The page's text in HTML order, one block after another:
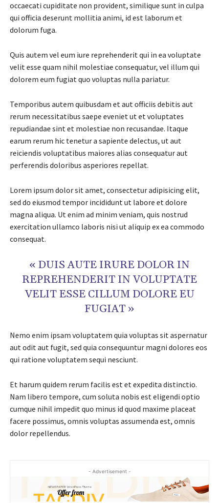
occaecati cupiditate non provident, similique sunt in culpa
qui officia deserunt mollitia animi, id est laborum et
dolorum fuga.
Quis autem vel eum iure reprehenderit qui in ea voluptate
velit esse quam nihil molestiae consequatur, vel illum qui
dolorem eum fugiat quo voluptas nulla pariatur.
Temporibus autem quibusdam et aut officiis debitis aut
rerum necessitatibus saepe eveniet ut et voluptates
repudiandae sint et molestiae non recusandae. Itaque
earum rerum hic tenetur a sapiente delectus, ut aut
reiciendis voluptatibus maiores alias consequatur aut
perferendis doloribus asperiores repellat.
Lorem ipsum dolor sit amet, consectetur adipisicing elit,
sed do eiusmod tempor incididunt ut labore et dolore
magna aliqua. Ut enim ad minim veniam, quis nostrud
exercitation ullamco laboris nisi ut aliquip ex ea commodo
consequat.
« DUIS AUTE IRURE DOLOR IN
REPREHENDERIT IN VOLUPTATE
VELIT ESSE CILLUM DOLORE EU
FUGIAT »
Nemo enim ipsam voluptatem quia voluptas sit aspernatur
aut odit aut fugit, sed quia consequuntur magni dolores eos
qui ratione voluptatem sequi nesciunt.
Et harum quidem rerum facilis est et expedita distinctio.
Nam libero tempore, cum soluta nobis est eligendi optio
cumque nihil impedit quo minus id quod maxime placeat
facere possimus, omnis voluptas assumenda est, omnis
dolor repellendus.
- Advertisement -